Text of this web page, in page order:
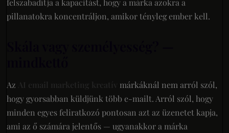
felszabadítja a kapacitást, hogy a márka azokra a
pillanatokra koncentráljon, amikor tényleg ember kell.
Az AI email marketing kreatív márkáknál nem arról szól,
hogy gyorsabban küldjünk több e-mailt. Arról szól, hogy
minden egyes feliratkozó pontosan azt az üzenetet kapja,
ami az ő számára jelentős — ugyanakkor a márka